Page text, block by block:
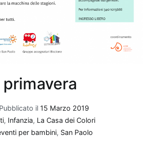
Pubblicato il 15 Marzo 2019
, Infanzia, La Casa dei Colori
per bambini, San Paolo